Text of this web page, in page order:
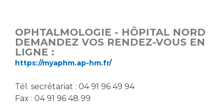
Vous allez être hospitalisé(e)
Vous avez un examen d'imagerie ou de radiologie
à réaliser
Vous avez une analyse à réaliser
myaphm, votre espace santé en ligne
Emplois administratifs
Emplois médicaux
Espace Formation
Emplois techniques et médico-techniques
OPHTALMOLOGIE - HÔPITAL NORD
DEMANDEZ VOS RENDEZ-VOUS EN
LIGNE :
https://myaphm.ap-hm.fr/
Tél. secrétariat : 04 91 96 49 94
Fax : 04 91 96 48 99